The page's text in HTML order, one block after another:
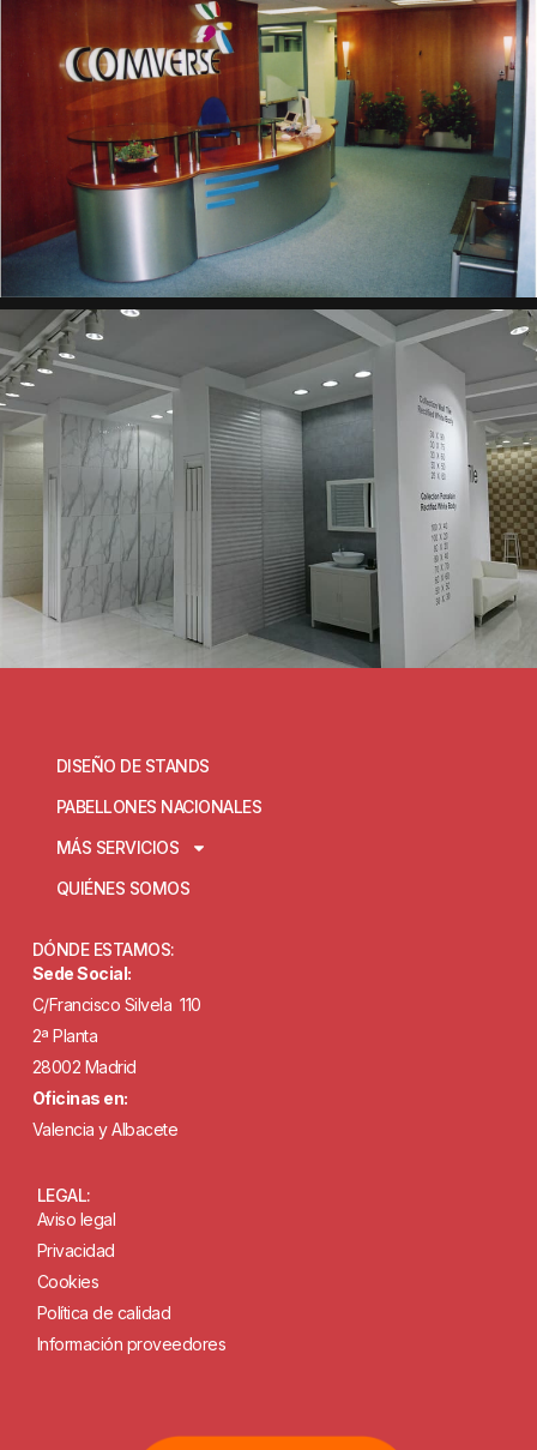
DISEÑO DE STANDS
PABELLONES NACIONALES
MÁS SERVICIOS
QUIÉNES SOMOS
DÓNDE ESTAMOS:
Sede Social:
C/Francisco Silvela 110
2ª Planta
28002 Madrid
Oficinas en:
Valencia y Albacete
LEGAL:
Aviso legal
Privacidad
Cookies
Política de calidad
Información proveedores